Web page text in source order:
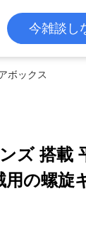
今雑談し
ボックス
ズ 搭載
の螺旋